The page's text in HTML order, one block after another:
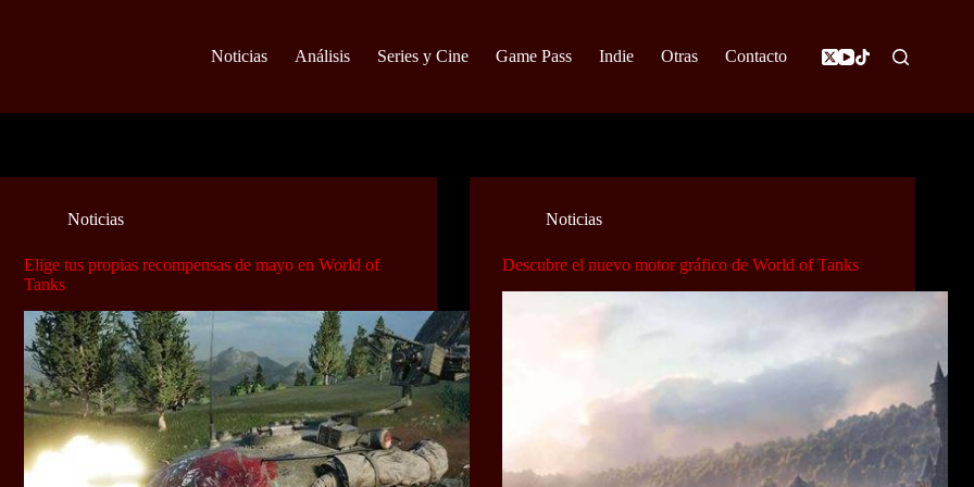
Noticias Análisis Series y Cine Game Pass Indie Otras Contacto
Noticias
Elige tus propias recompensas de mayo en World of
Tanks
Noticias
Descubre el nuevo motor gráfico de World of Tanks